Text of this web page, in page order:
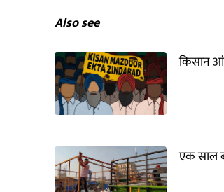
Also see
किसान
एक साल